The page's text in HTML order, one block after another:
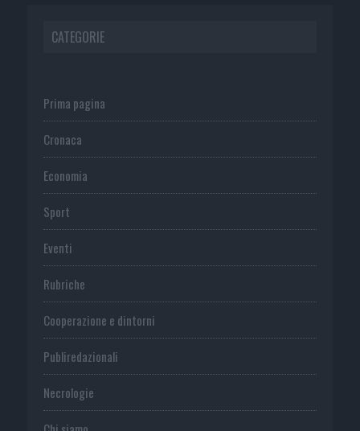
CATEGORIE
Prima pagina
Cronaca
Economia
Sport
Eventi
Rubriche
Cooperazione e dintorni
Publiredazionali
Necrologie